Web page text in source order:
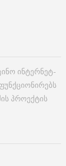
ინტერნეტ-
პროექტის